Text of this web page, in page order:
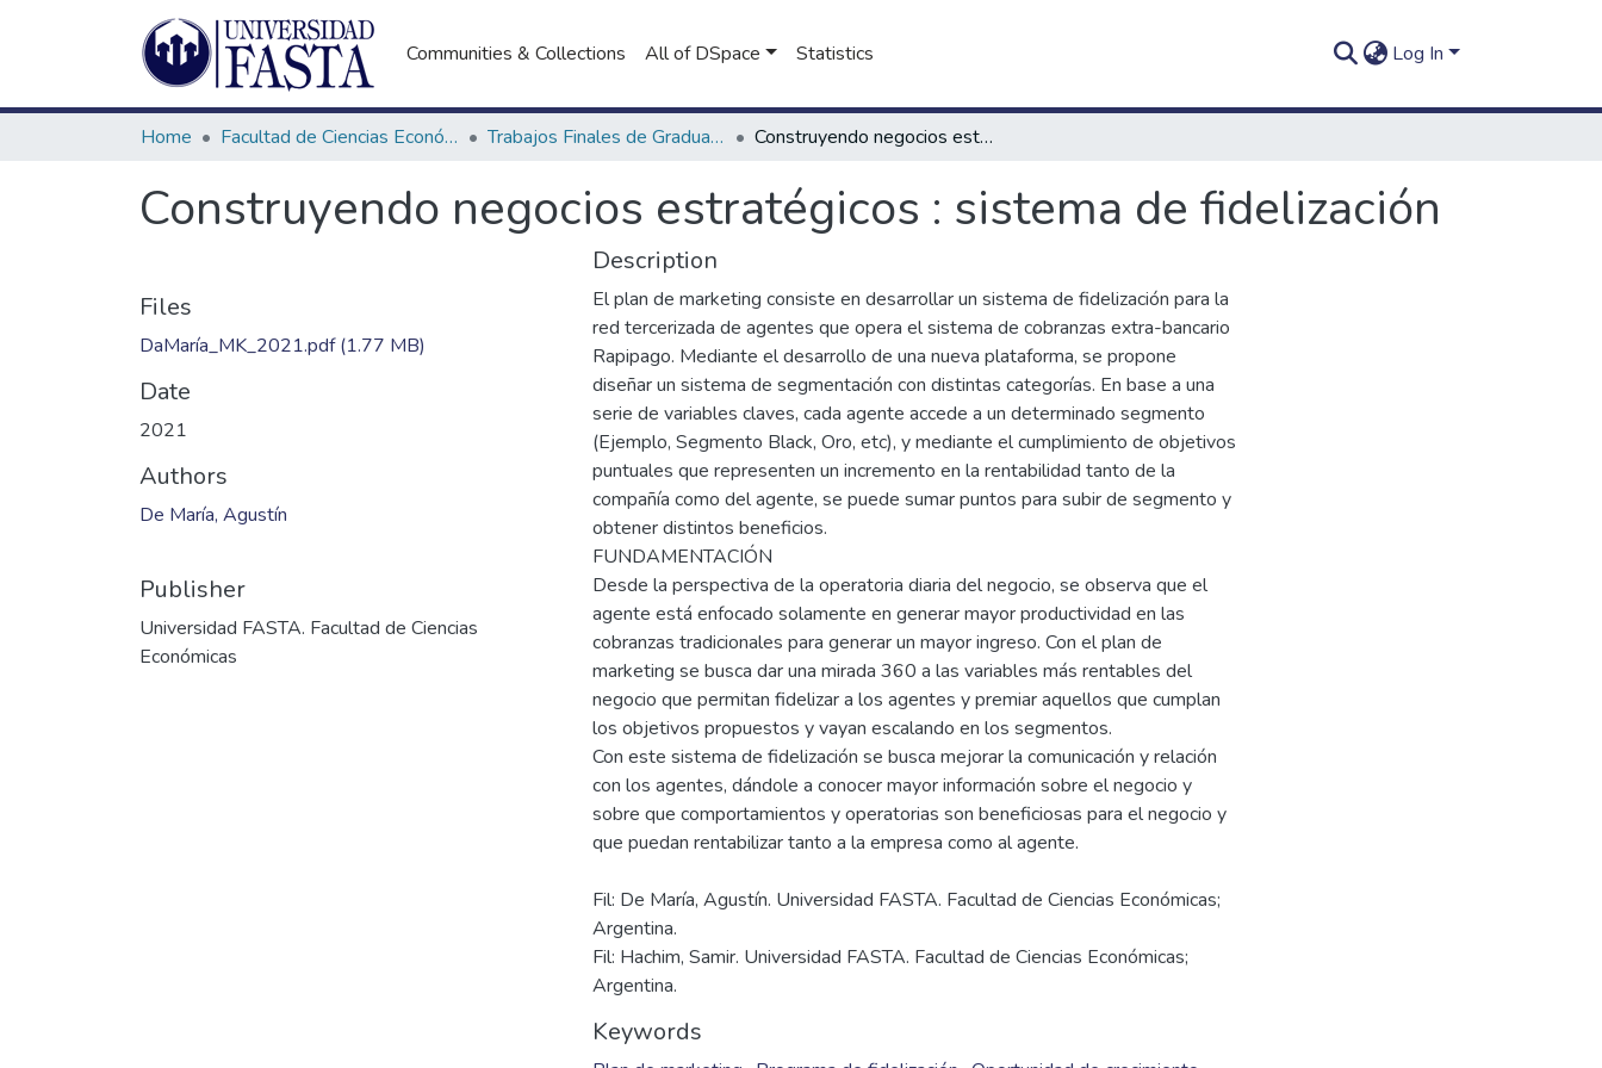
Communities & Collections All of DSpace Statistics Log In
Home Facultad de Ciencias Económicas Trabajos Finales de Graduación de Licenciatura en Marketing Construyendo negocios estratégicos : sistema de fidelización
Construyendo negocios estratégicos : sistema de fidelización
Files
DaMaría_MK_2021.pdf(1.77 MB)
Date
2021
Authors
De María, Agustín
Publisher
Universidad FASTA. Facultad de Ciencias
Económicas
Description
El plan de marketing consiste en desarrollar un sistema de fidelización para la
red tercerizada de agentes que opera el sistema de cobranzas extra-bancario
Rapipago. Mediante el desarrollo de una nueva plataforma, se propone
diseñar un sistema de segmentación con distintas categorías. En base a una
serie de variables claves, cada agente accede a un determinado segmento
(Ejemplo, Segmento Black, Oro, etc), y mediante el cumplimiento de objetivos
puntuales que representen un incremento en la rentabilidad tanto de la
compañía como del agente, se puede sumar puntos para subir de segmento y
obtener distintos beneficios.
FUNDAMENTACIÓN
Desde la perspectiva de la operatoria diaria del negocio, se observa que el
agente está enfocado solamente en generar mayor productividad en las
cobranzas tradicionales para generar un mayor ingreso. Con el plan de
marketing se busca dar una mirada 360 a las variables más rentables del
negocio que permitan fidelizar a los agentes y premiar aquellos que cumplan
los objetivos propuestos y vayan escalando en los segmentos.
Con este sistema de fidelización se busca mejorar la comunicación y relación
con los agentes, dándole a conocer mayor información sobre el negocio y
sobre que comportamientos y operatorias son beneficiosas para el negocio y
Fil: De María, Agustín. Universidad FASTA. Facultad de Ciencias Económicas;
Argentina.
Fil: Hachim, Samir. Universidad FASTA. Facultad de Ciencias Económicas;
Argentina.
Keywords